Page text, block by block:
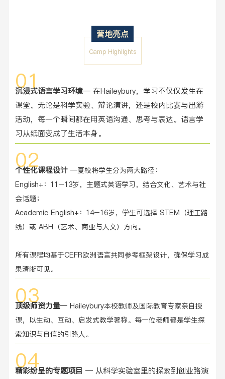
营地亮点
Camp Highlights
01
沉浸式语言学习环境— 在Haileybury，学习不仅仅发生在
课堂。无论是科学实验、辩论演讲，还是校内比赛与出游
活动，每一个瞬间都在用英语沟通、思考与表达。语言学
习从纸面变成了生活本身。
02
个性化课程设计—夏校将学生分为两大路径：
English+：11–13岁，主题式英语学习，结合文化、艺术与社
会话题；
Academic English+：14–16岁，学生可选择 STEM（理工路
线）或 ABH（艺术、商业与人文）方向。
所有课程均基于CEFR欧洲语言共同参考框架设计，确保学习成
果清晰可见。
03
顶级师资力量— Haileybury本校教师及国际教育专家亲自授
课，以生动、互动、启发式教学著称。每一位老师都是学生探
索知识与自信的引路人。
04
精彩纷呈的专题项目 — 从科学实验室里的探索到创业路演